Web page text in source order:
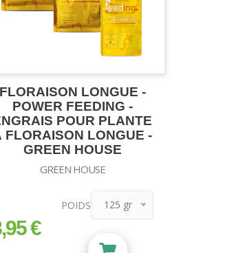
FLORAISON LONGUE -
POWER FEEDING -
POUR PLANTE
FLORAISON LONGUE -
GREEN HOUSE
GREEN HOUSE
€
POIDS 125 gr
125 gr